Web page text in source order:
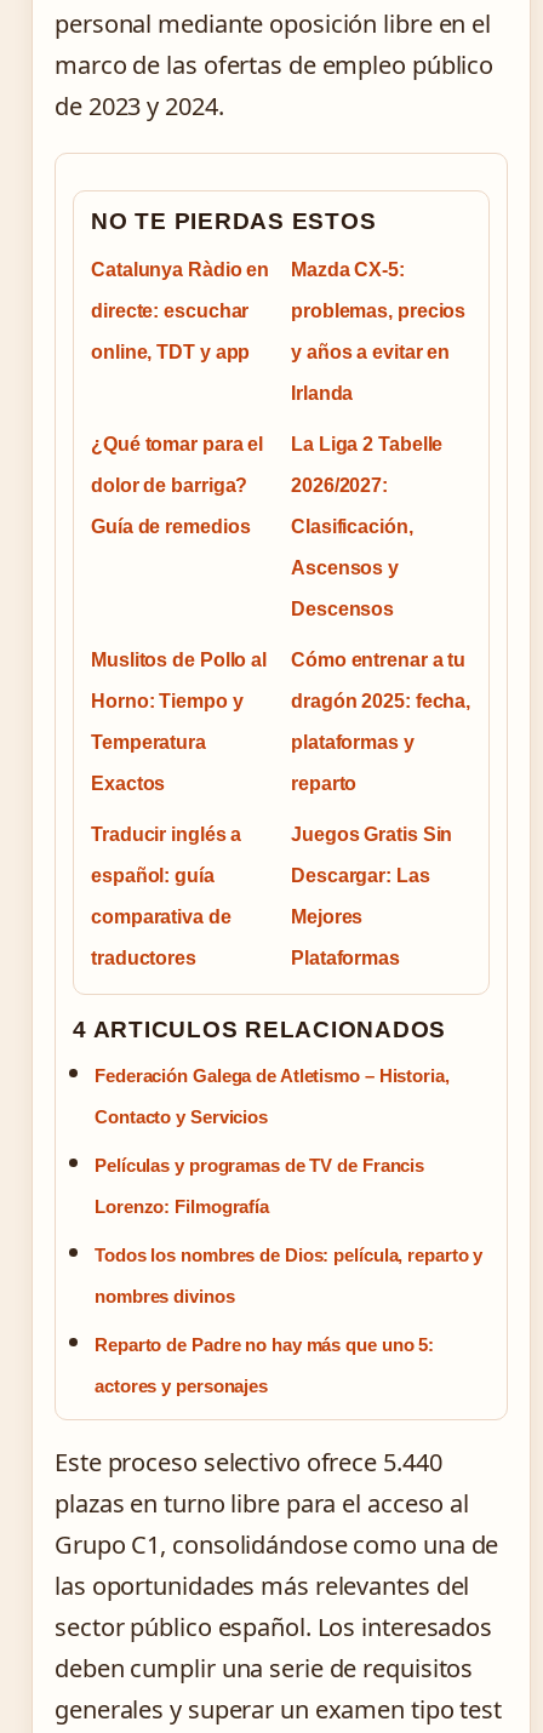
personal mediante oposición libre en el
marco de las ofertas de empleo público
de 2023 y 2024.
NO TE PIERDAS ESTOS
Catalunya Ràdio en
directe: escuchar
online, TDT y app
Mazda CX-5:
problemas, precios
y años a evitar en
Irlanda
¿Qué tomar para el
dolor de barriga?
Guía de remedios
La Liga 2 Tabelle
2026/2027:
Clasificación,
Ascensos y
Descensos
Muslitos de Pollo al
Horno: Tiempo y
Temperatura
Exactos
Cómo entrenar a tu
dragón 2025: fecha,
plataformas y
reparto
Traducir inglés a
español: guía
comparativa de
traductores
Juegos Gratis Sin
Descargar: Las
Mejores
Plataformas
4 ARTICULOS RELACIONADOS
Federación Galega de Atletismo – Historia,
Contacto y Servicios
Películas y programas de TV de Francis
Lorenzo: Filmografía
Todos los nombres de Dios: película, reparto y
nombres divinos
Reparto de Padre no hay más que uno 5:
actores y personajes
Este proceso selectivo ofrece 5.440
plazas en turno libre para el acceso al
Grupo C1, consolidándose como una de
las oportunidades más relevantes del
sector público español. Los interesados
deben cumplir una serie de requisitos
generales y superar un examen tipo test